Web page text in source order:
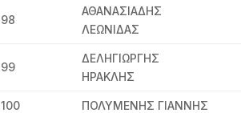
98
ΑΘΑΝΑΣΙΑΔΗΣ
ΛΕΩΝΙΔΑΣ
99
ΔΕΛΗΓΙΩΡΓΗΣ
ΗΡΑΚΛΗΣ
100 ΠΟΛΥΜΕΝΗΣ ΓΙΑΝΝΗΣ